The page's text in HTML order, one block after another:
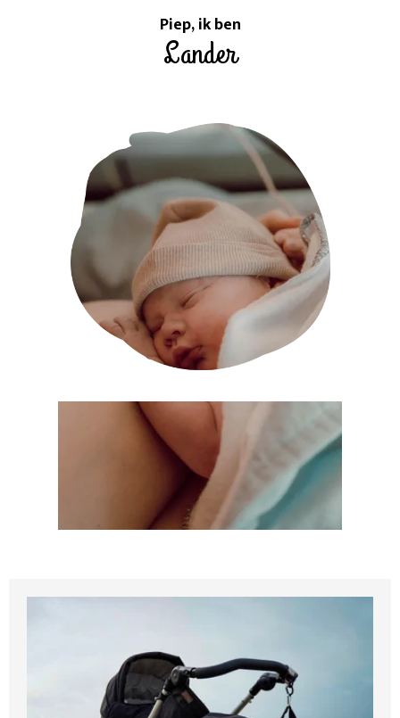
verse kop koffie voor Willem?Piep, ik ben
Lander